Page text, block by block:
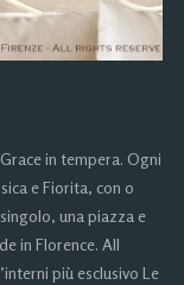
in tempera. Ogni
e Fiorita, con o
una piazza e
in Florence. All
più esclusivo Le